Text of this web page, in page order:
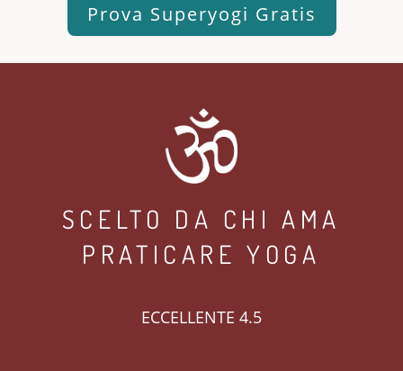
Prova Superyogi Gratis
SCELTO DA CHI AMA
PRATICARE YOGA
ECCELLENTE 4.5